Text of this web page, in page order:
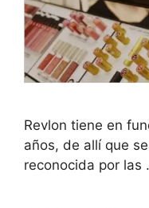
Revlon tiene en
años, de allí que
reconocida por las